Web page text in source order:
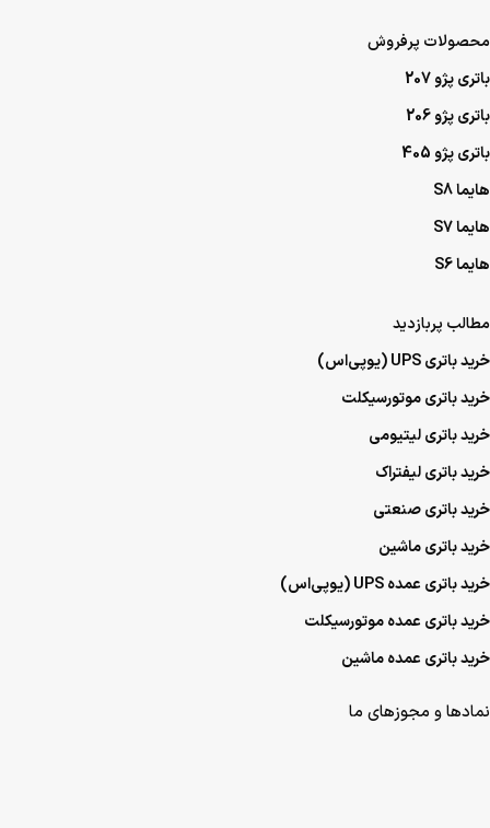
محصولات پرفروش
باتری پژو 207
باتری پژو 206
باتری پژو 405
هایما S8
هایما S7
هایما S6
مطالب پربازدید
خرید باتری UPS (یو‌پی‌اس)
خرید باتری موتورسیکلت
خرید باتری لیتیومی
خرید باتری لیفتراک
خرید باتری صنعتی
خرید باتری ماشین
خرید باتری عمده UPS (یو‌پی‌اس)
خرید باتری عمده موتورسیکلت
خرید باتری عمده ماشین
نمادها و مجوزهای ما